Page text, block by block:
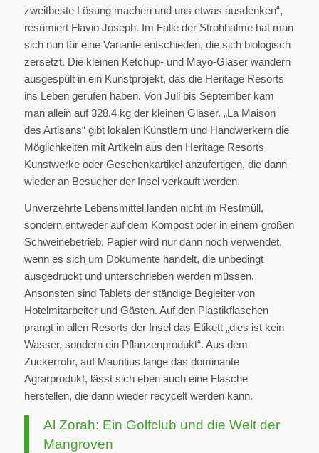
zweitbeste Lösung machen und uns etwas ausdenken“,
resümiert Flavio Joseph. Im Falle der Strohhalme hat man
sich nun für eine Variante entschieden, die sich biologisch
zersetzt. Die kleinen Ketchup- und Mayo-Gläser wandern
ausgespült in ein Kunstprojekt, das die Heritage Resorts
ins Leben gerufen haben. Von Juli bis September kam
man allein auf 328,4 kg der kleinen Gläser. „La Maison
des Artisans“ gibt lokalen Künstlern und Handwerkern die
Möglichkeiten mit Artikeln aus den Heritage Resorts
Kunstwerke oder Geschenkartikel anzufertigen, die dann
wieder an Besucher der Insel verkauft werden.
Unverzehrte Lebensmittel landen nicht im Restmüll,
sondern entweder auf dem Kompost oder in einem großen
Schweinebetrieb. Papier wird nur dann noch verwendet,
wenn es sich um Dokumente handelt, die unbedingt
ausgedruckt und unterschrieben werden müssen.
Ansonsten sind Tablets der ständige Begleiter von
Hotelmitarbeiter und Gästen. Auf den Plastikflaschen
prangt in allen Resorts der Insel das Etikett „dies ist kein
Wasser, sondern ein Pflanzenprodukt“. Aus dem
Zuckerrohr, auf Mauritius lange das dominante
Agrarprodukt, lässt sich eben auch eine Flasche
herstellen, die dann wieder recycelt werden kann.
Al Zorah: Ein Golfclub und die Welt der
Mangroven